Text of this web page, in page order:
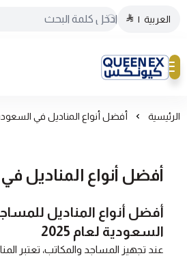
العربية |
كيونكس
الرئيسية أفضل أنواع المناديل في
أفضل أنواع المناديل
أفضل أنواع المناديل
السعودية لعام 2025
عند تجهيز المساجد والمكاتب، تعتبر